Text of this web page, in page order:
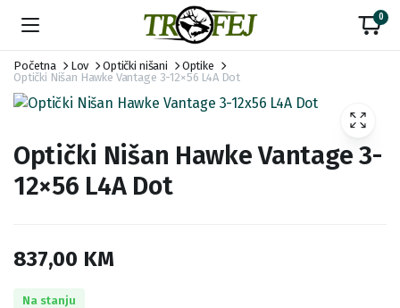
0
Početna Lov Optički nišani
Optike
Optički Nišan Hawke Vantage 3-12×56 L4A Dot
Optički Nišan Hawke Vantage 3-
12×56 L4A Dot
837,00 KM
Na stanju